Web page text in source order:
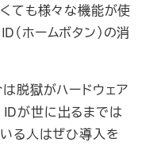
ても様々な機能が使
（ホームボタン）の消
脱獄がハードウェア
が世に出るまでは
る人はぜひ導入を